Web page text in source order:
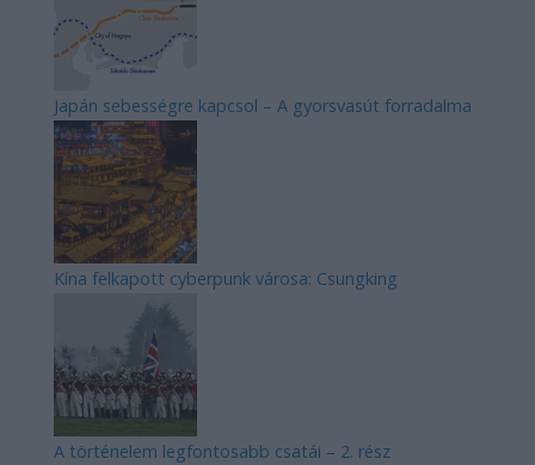
Japán sebességre kapcsol – A gyorsvasút forradalma
Kína felkapott cyberpunk városa: Csungking
A történelem legfontosabb csatái – 2. rész